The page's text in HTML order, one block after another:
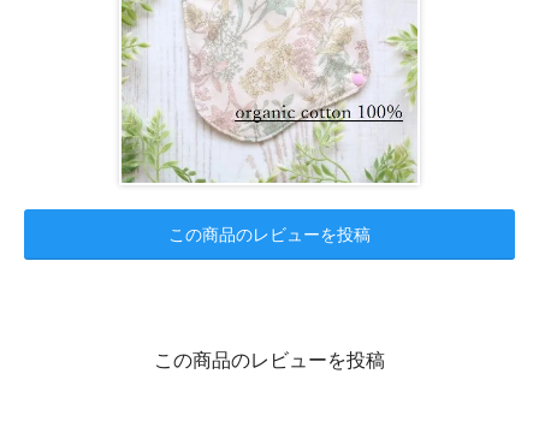
この商品のレビューを投稿
この商品のレビューを投稿